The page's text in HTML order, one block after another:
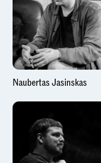
Naubertas Jasinskas